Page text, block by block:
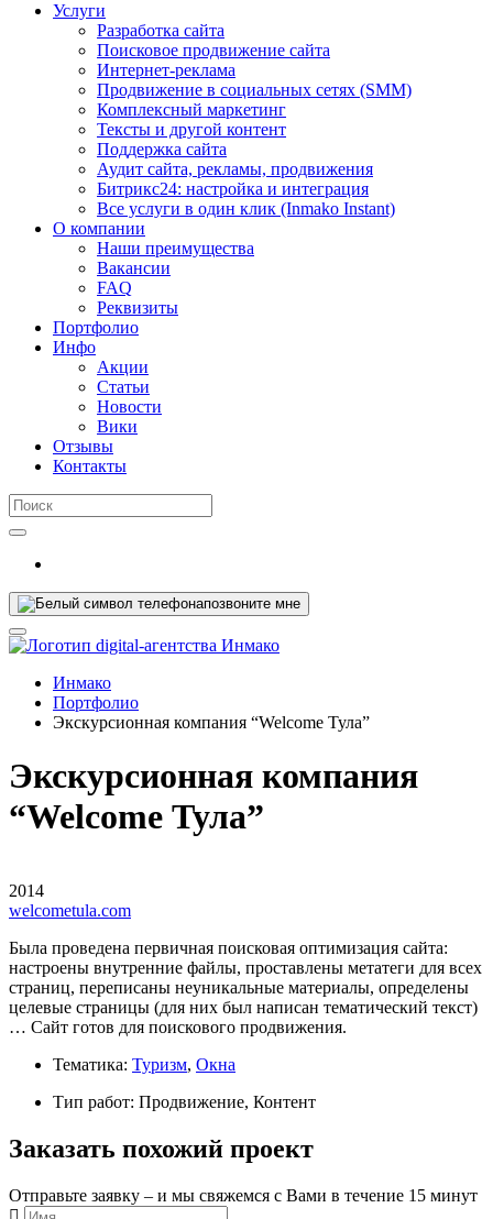
Услуги
Разработка сайта
Поисковое продвижение сайта
Интернет-реклама
Продвижение в социальных сетях (SMM)
Комплексный маркетинг
Тексты и другой контент
Поддержка сайта
Аудит сайта, рекламы, продвижения
Битрикс24: настройка и интеграция
Все услуги в один клик (Inmako Instant)
О компании
Наши преимущества
Вакансии
FAQ
Реквизиты
Портфолио
Инфо
Акции
Статьи
Новости
Вики
Отзывы
Контакты
позвоните мне
Инмако
Портфолио
Экскурсионная компания “Welcome Тула”
Экскурсионная компания
“Welcome Тула”
2014
welcometula.com
Была проведена первичная поисковая оптимизация сайта:
настроены внутренние файлы, проставлены метатеги для всех
страниц, переписаны неуникальные материалы, определены
целевые страницы (для них был написан тематический текст)
… Сайт готов для поискового продвижения.
Тематика: Туризм, Окна
Тип работ: Продвижение, Контент
Заказать похожий проект
Отправьте заявку – и мы свяжемся с Вами в течение 15 минут